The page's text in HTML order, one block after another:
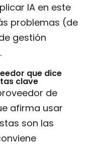
IA en este
problemas (de
gestión
que dice
clave
de
afirma usar
son las